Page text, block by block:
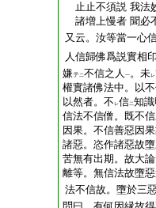
止止不須説 我法
諸増上慢者 聞必
又云。汝等當一心
人信歸佛爲説實相
嫌テ二不信之人 一。未レ
權實諸佛法中。以
以然者。不 レ信二知
信法不信僧。既不
因果。不信善惡因
諸惡。恣作諸惡故
苦無有出期。故大
離等。無信法故墮
法不信故。墮於三